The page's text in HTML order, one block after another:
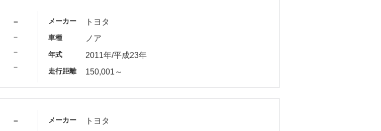
－
－
－
－
メーカー トヨタ
車種 ノア
年式 2011年/平成23年
走行距離 150,001～
－ メーカー トヨタ